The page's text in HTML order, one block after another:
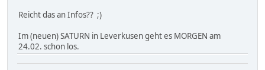
Reicht das an Infos?? ;)
Im (neuen) SATURN in Leverkusen geht es MORGEN am
24.02. schon los.